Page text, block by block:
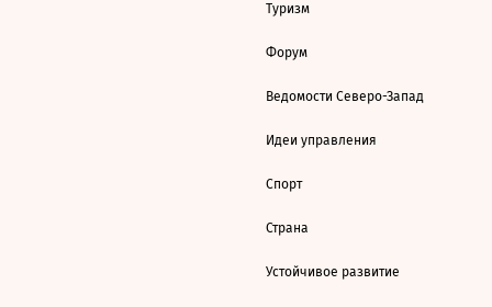
Туризм
Форум
Ведомости Северо-Запад
Идеи управления
Спорт
Страна
Устойчивое развитие